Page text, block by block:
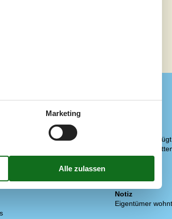
800 m
Wasser/Baden
300 m
20 km
Die Küche
Elektrische
Gefriertruhe
Notiz
Eigentümer
Marketing